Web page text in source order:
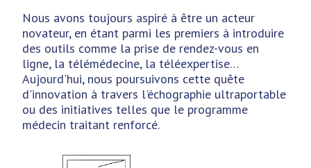
Nous avons toujours aspiré à être un acteur
novateur, en étant parmi les premiers à introduire
des outils comme la prise de rendez-vous en
ligne, la télémédecine, la téléexpertise…
Aujourd'hui, nous poursuivons cette quête
d'innovation à travers l'échographie ultraportable
ou des initiatives telles que le programme
médecin traitant renforcé.